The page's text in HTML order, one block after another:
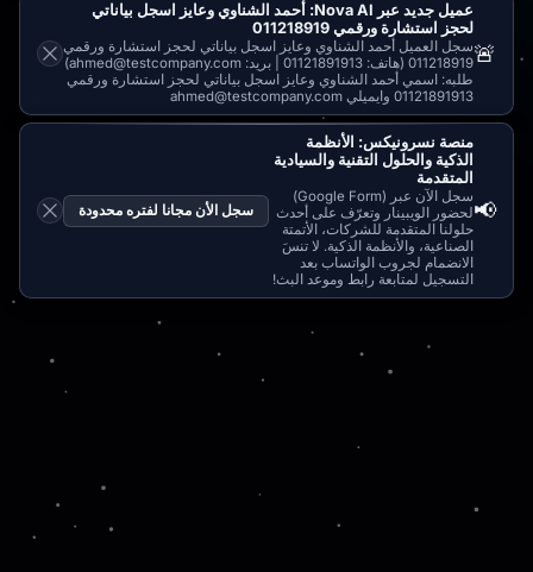
🚨
عميل جديد عبر Nova AI: أحمد الشناوي وعايز اسجل بياناتي
لحجز استشارة ورقمي 011218919
سجل العميل أحمد الشناوي وعايز اسجل بياناتي لحجز استشارة ورقمي
011218919 (هاتف: 01121891913 | بريد: ahmed@testcompany.com)
طلبه: اسمي أحمد الشناوي وعايز اسجل بياناتي لحجز استشارة ورقمي
01121891913 وايميلي ahmed@testcompany.com
📢
منصة نسرونيكس: الأنظمة
الذكية والحلول التقنية والسيادية
المتقدمة
سجل الآن عبر (Google Form)
لحضور الويبينار وتعرّف على أحدث
حلولنا المتقدمة للشركات، الأتمتة
الصناعية، والأنظمة الذكية. لا تنسَ
الانضمام لجروب الواتساب بعد
التسجيل لمتابعة رابط وموعد البث!
سجل الأن مجانا لفتره محدودة